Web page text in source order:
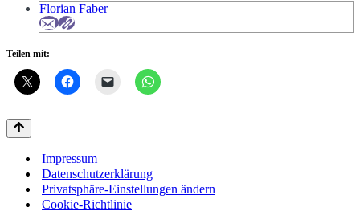
Florian Faber
Teilen mit:
Impressum
Datenschutzerklärung
Privatsphäre-Einstellungen ändern
Cookie-Richtlinie